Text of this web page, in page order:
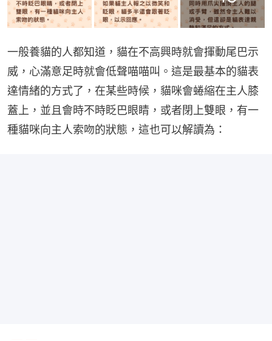
一般養貓的人都知道，貓在不高興時就會揮動尾巴示
威，心滿意足時就會低聲喵喵叫。這是最基本的貓表
達情緒的方式了，在某些時候，貓咪會蜷縮在主人膝
蓋上，並且會時不時眨巴眼睛，或者閉上雙眼，有一
種貓咪向主人索吻的狀態，這也可以解讀為：